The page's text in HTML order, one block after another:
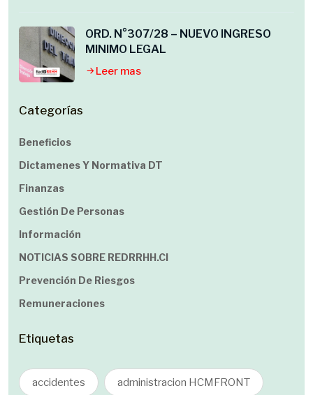
ORD. N°307/28 – NUEVO INGRESO
MINIMO LEGAL
Leer mas
Categorías
Beneficios
Dictamenes Y Normativa DT
Finanzas
Gestión De Personas
Información
NOTICIAS SOBRE REDRRHH.cl
Prevención De Riesgos
Remuneraciones
Etiquetas
accidentes administracion HCMFRONT